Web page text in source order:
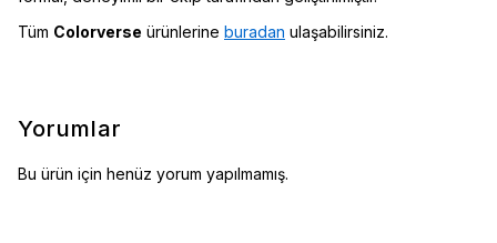
Tüm Colorverse ürünlerine buradan ulaşabilirsiniz.
Yorumlar
Bu ürün için henüz yorum yapılmamış.